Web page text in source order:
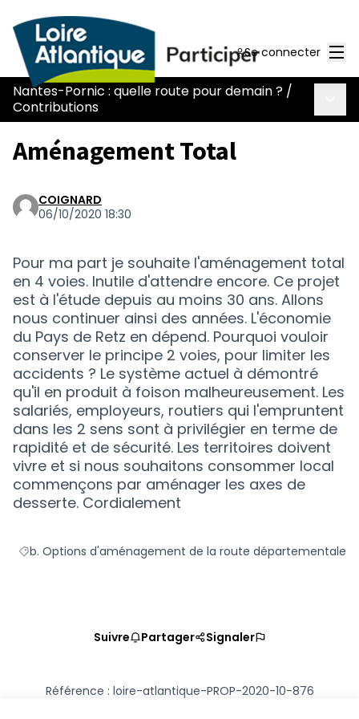
Se connecter
Nantes-Pornic : quelle route pour demain ? /
Contributions
Aménagement Total
COIGNARD
06/10/2020 18:30
Pour ma part je souhaite l'aménagement total
en 4 voies. Inutile d'attendre encore. Ce projet
est à l'étude depuis au moins 30 ans. Allons
nous continuer ainsi des années. L'économie
du Pays de Retz en dépend. Pourquoi vouloir
conserver le principe 2 voies, pour limiter les
accidents ? Le système actuel à démontré
qu'il en produit à foison malheureusement. Les
salariés, employeurs, routiers qui l'empruntent
dans les 2 sens sont à privilégier en terme de
rapidité et de sécurité. Les territoires doivent
vivre et si nous souhaitons consommer local
commençons par aménager les axes de
desserte. Cordialement
Filtrer les résultats de la catégorie : b. Options
b. Options d'aménagement de la route départementale
Suivre Partager Signaler
Référence : loire-atlantique-PROP-2020-10-876